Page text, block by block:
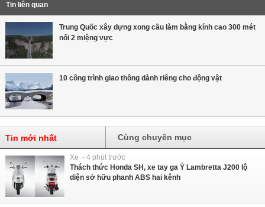
Tin liên quan
Trung Quốc xây dựng xong cầu làm bằng kính cao 300 mét
nối 2 miệng vực
10 công trình giao thông dành riêng cho động vật
Tin mới nhất Cùng chuyên mục
Xe - 4 phút trước
Thách thức Honda SH, xe tay ga Ý Lambretta J200 lộ
diện sở hữu phanh ABS hai kênh